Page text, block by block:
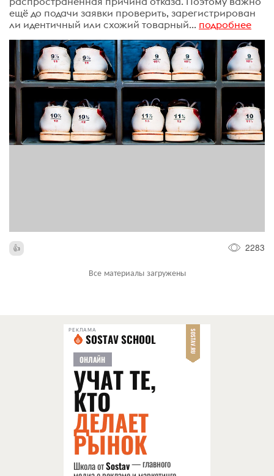
ещё до подачи заявки проверить, зарегистрирован
ли идентичный или схожий товарный... подробнее
2283
Все материалы загружены
РЕКЛАМА